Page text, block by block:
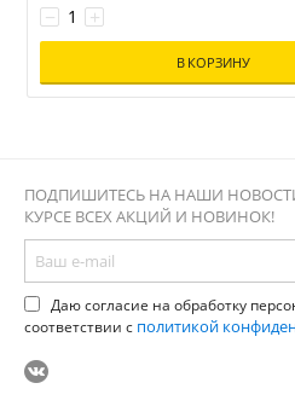
+
−
В КОРЗИНУ
ПОДПИШИТЕСЬ НА НАШИ
КУРСЕ ВСЕХ АКЦИЙ И НОВИНОК!
Даю согласие на обработку
соответствии с политикой